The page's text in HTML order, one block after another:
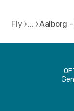
Fly Aalborg